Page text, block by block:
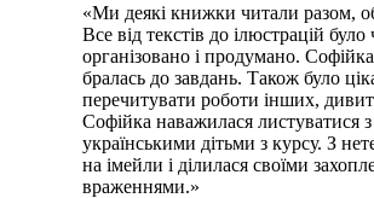
«Ми деякі книжки читали разом,
Все від текстів до ілюстрацій було
організовано і продумано.
бралась до завдань. Також було
перечитувати роботи інших,
Софійка наважилася листуватися
українськими дітьми з курсу. З
на імейли і ділилася своїми
враженнями.»